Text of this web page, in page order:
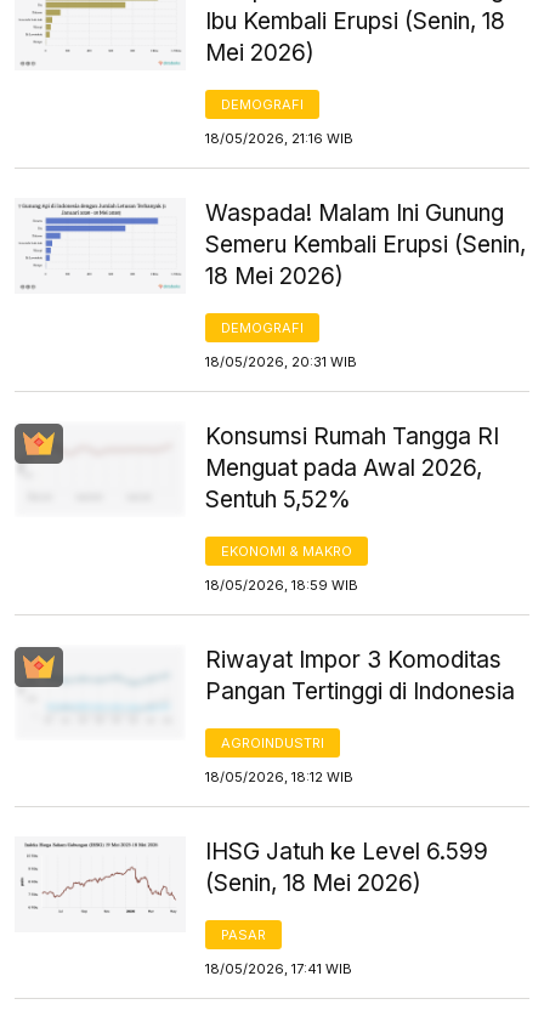
Ibu Kembali Erupsi (Senin, 18
Mei 2026)
DEMOGRAFI
18/05/2026, 21:16 WIB
Waspada! Malam Ini Gunung
Semeru Kembali Erupsi (Senin,
18 Mei 2026)
DEMOGRAFI
18/05/2026, 20:31 WIB
Konsumsi Rumah Tangga RI
Menguat pada Awal 2026,
Sentuh 5,52%
EKONOMI & MAKRO
18/05/2026, 18:59 WIB
Riwayat Impor 3 Komoditas
Pangan Tertinggi di Indonesia
AGROINDUSTRI
18/05/2026, 18:12 WIB
IHSG Jatuh ke Level 6.599
(Senin, 18 Mei 2026)
PASAR
18/05/2026, 17:41 WIB